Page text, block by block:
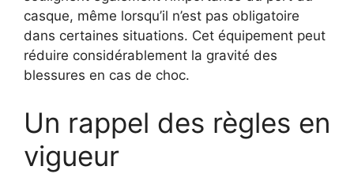
casque, même lorsqu’il n’est pas obligatoire
dans certaines situations. Cet équipement peut
réduire considérablement la gravité des
blessures en cas de choc.
Un rappel des règles en
vigueur